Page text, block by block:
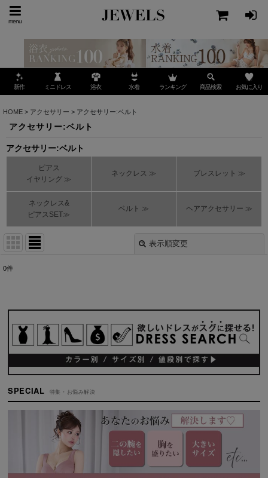
menu
新作 ミニドレス 浴衣 水着 ランキング 商品検索 お気に入り
HOME > アクセサリー > アクセサリー:ベルト
アクセサリー:ベルト
アクセサリー:ベルト
ピアス
イヤリング ≫
ネックレス ≫ ブレスレット ≫
ネックレス&
ピアスSET≫
ベルト ≫ ヘアアクセサリー ≫
表示順変更
並び順:
絞り込む
0件
SPECIAL 特集・お悩み解決